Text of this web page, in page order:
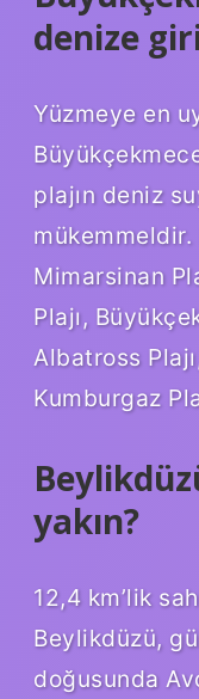
denize
Yüzmeye en
plajın deniz
mükemmeldir.
Mimarsinan
Plajı,
Albatross
Kumburgaz
yakın?
12,4 km’lik
Beylikdüzü,
doğusunda